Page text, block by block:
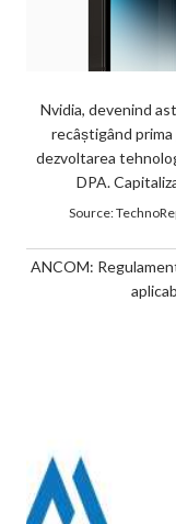
Nvidia, devenind
recâștigând
dezvoltarea
DPA.
Source:
ANCOM: